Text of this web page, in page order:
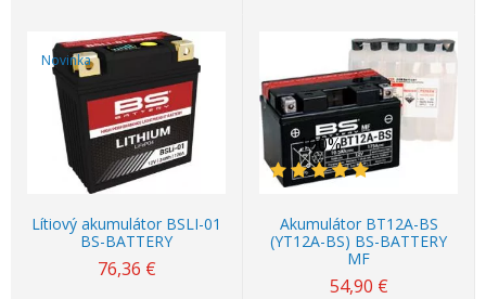
Novinka
Lítiový akumulátor BSLI-01
BS-BATTERY
76,36 €
100%
Akumulátor BT12A-BS
(YT12A-BS) BS-BATTERY
MF
54,90 €